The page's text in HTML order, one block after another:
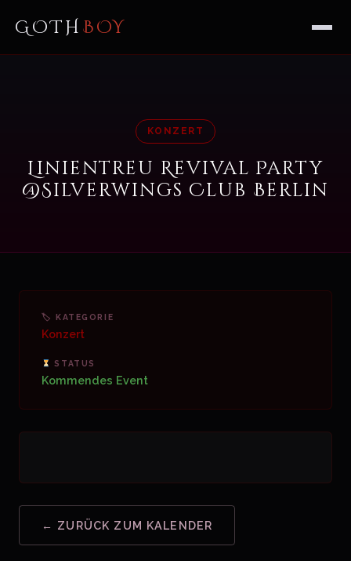
GOTH BOY
KONZERT
Linientreu Revival Party
@Silverwings Club Berlin
🏷 KATEGORIE
Konzert
STATUS
Kommendes Event
← ZURÜCK ZUM KALENDER